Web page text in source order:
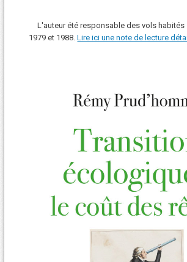
L'auteur été responsable des vols habités
1979 et 1988.Lire ici une note de lecture